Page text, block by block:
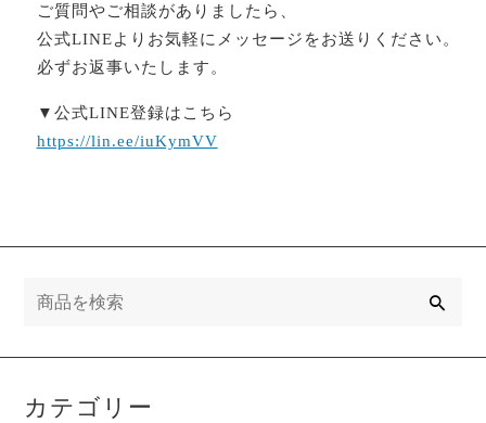
ご質問やご相談がありましたら、
公式LINEよりお気軽にメッセージをお送りください。
必ずお返事いたします。
▼公式LINE登録はこちら
https://lin.ee/iuKymVV
カテゴリー